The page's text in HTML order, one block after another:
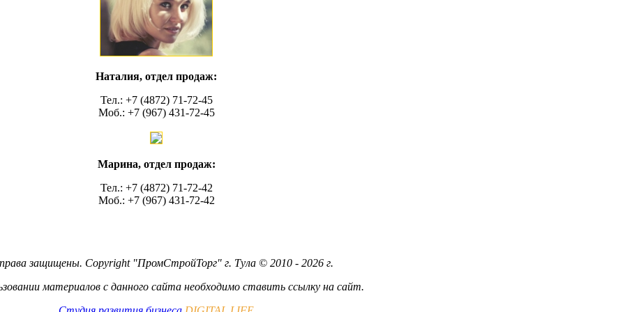
Наталия, отдел продаж:
Тел.: +7 (4872) 71-72-45
Моб.: +7 (967) 431-72-45
Марина, отдел продаж:
Тел.: +7 (4872) 71-72-42
Моб.: +7 (967) 431-72-42
защищены. Copyright "ПромСтройТорг" г. Тула © 2010 - 2026 г.
материалов с данного сайта необходимо ставить ссылку на сайт.